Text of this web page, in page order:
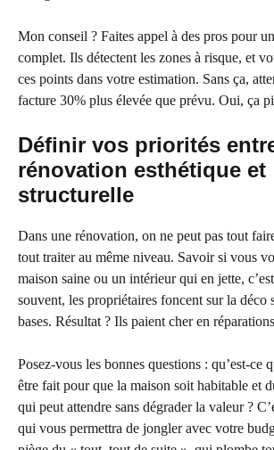
Mon conseil ? Faites appel à des pros pour
complet. Ils détectent les zones à risque, et
ces points dans votre estimation. Sans ça,
facture 30% plus élevée que prévu. Oui, ça
Définir vos priorités
rénovation esthétique et
structurelle
Dans une rénovation, on ne peut pas tout
tout traiter au même niveau. Savoir si vous
maison saine ou un intérieur qui en jette,
souvent, les propriétaires foncent sur la déco
bases. Résultat ? Ils paient cher en
Posez-vous les bonnes questions : qu’est-ce
être fait pour que la maison soit habitable et
qui peut attendre sans dégrader la valeur ?
qui vous permettra de jongler avec votre